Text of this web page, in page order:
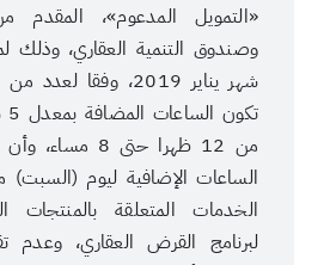
«التمويل المدعوم»، المقدم
وصندوق التنمية العقاري، وذلك
شهر يناير 2019، وفقا
من 12 ظهرا حتى
الساعات الإضافية ليوم (السبت)
الخدمات المتعلقة بالمنتجات
لبرنامج القرض العقاري،